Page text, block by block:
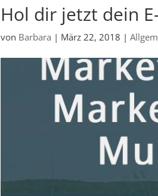
Hol dir jetzt dein
von Barbara | März 22, 2018 |